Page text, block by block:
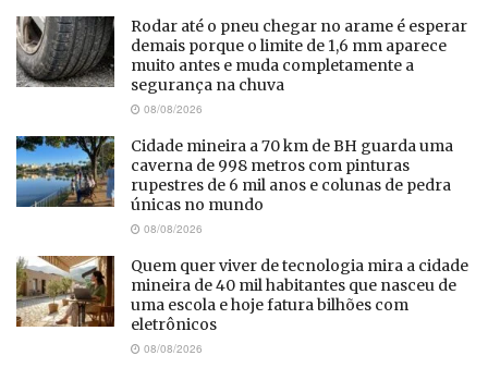
Rodar até o pneu chegar no arame é esperar
demais porque o limite de 1,6 mm aparece
muito antes e muda completamente a
segurança na chuva
08/08/2026
Cidade mineira a 70 km de BH guarda uma
caverna de 998 metros com pinturas
rupestres de 6 mil anos e colunas de pedra
únicas no mundo
08/08/2026
Quem quer viver de tecnologia mira a cidade
mineira de 40 mil habitantes que nasceu de
uma escola e hoje fatura bilhões com
eletrônicos
08/08/2026